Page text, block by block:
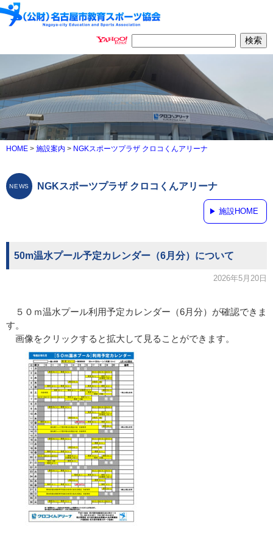
HOME > 施設案内 > NGKスポーツプラザ クロコくんアリーナ
NGKスポーツプラザ クロコくんアリーナ
施設HOME
50m温水プール予定カレンダー（6月分）について
2026年5月20日
５０ｍ温水プール利用予定カレンダー（6月分）が確認できま
す。
画像をクリックすると拡大して見ることができます。